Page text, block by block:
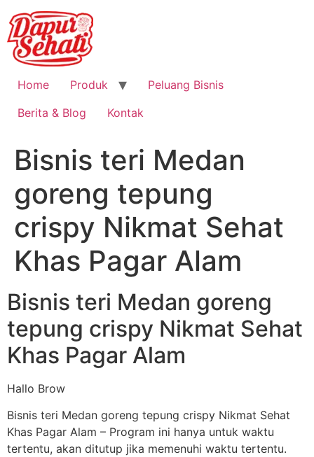
Home Produk
Peluang Bisnis
Berita & Blog
Kontak
Bisnis teri Medan
goreng tepung
crispy Nikmat Sehat
Khas Pagar Alam
Bisnis teri Medan goreng
tepung crispy Nikmat Sehat
Khas Pagar Alam
Hallo Brow
Bisnis teri Medan goreng tepung crispy Nikmat Sehat
Khas Pagar Alam – Program ini hanya untuk waktu
tertentu, akan ditutup jika memenuhi waktu tertentu.